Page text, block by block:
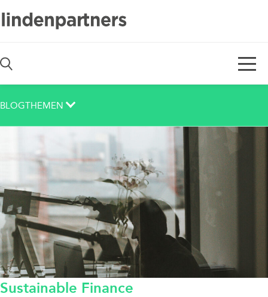
De
BLOGTHEMEN
Auch das noch
Berlin
Corona
Corporate
Data / Media / IT
Sustainable Finance